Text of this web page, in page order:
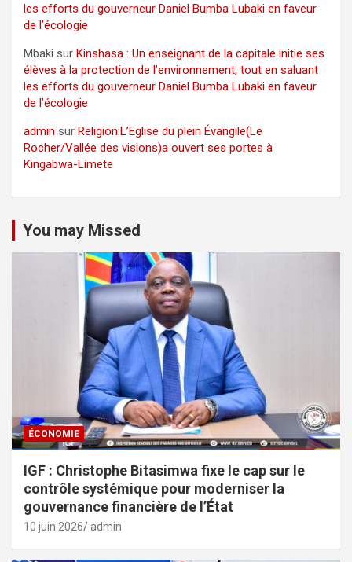
les efforts du gouverneur Daniel Bumba Lubaki en faveur
de l’écologie
Mbaki sur Kinshasa : Un enseignant de la capitale initie ses
élèves à la protection de l’environnement, tout en saluant
les efforts du gouverneur Daniel Bumba Lubaki en faveur
de l’écologie
admin sur Religion:L’Eglise du plein Évangile(Le
Rocher/Vallée des visions)a ouvert ses portes à
Kingabwa-Limete
You may Missed
ÉCONOMIE
IGF : Christophe Bitasimwa fixe le cap sur le
contrôle systémique pour moderniser la
gouvernance financière de l’État
10 juin 2026 admin